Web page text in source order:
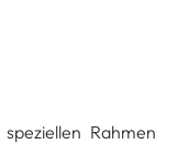
Rahmen